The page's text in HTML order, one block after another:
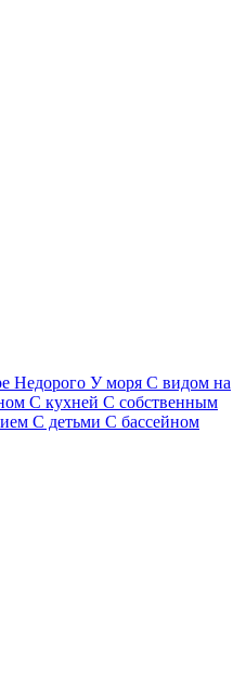
Недорого У моря С видом на
С кухней С собственным
С детьми С бассейном